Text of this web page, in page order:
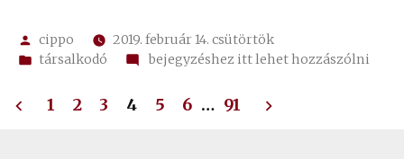
Szerző:
cippo
2019. február 14. csütörtök
Kategória:
társalkodó
on
napi
bejegyzéshez itt lehet hozzászólni
Bejegyzések
1 2 3 4 5 6 … 91